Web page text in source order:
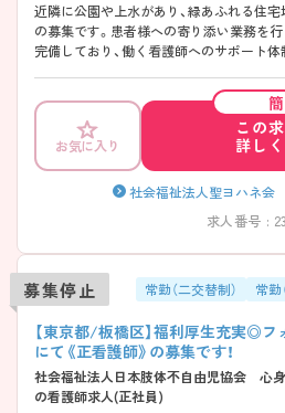
近隣に公園や上水があり、緑あふれる住
の募集です。患者様への寄り添い業務を
完備しており、働く看護師へのサポート
お気に入り
この
詳し
社会福祉法人聖ヨハネ
求人番号 :
募集停止 常勤（二交替制） 常勤
【東京都/板橋区】福利厚生充実◎
にて《正看護師》の募集です！
社会福祉法人日本肢体不自由児協会 心
の看護師求人(正社員)